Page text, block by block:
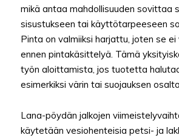
mikä antaa mahdollisuuden sovittaa
sisustukseen tai käyttötarpeeseen
Pinta on valmiiksi harjattu, joten se
ennen pintakäsittelyä. Tämä
työn aloittamista, jos tuotetta
esimerkiksi värin tai suojauksen osalta.
Lana-pöydän jalkojen
käytetään vesiohenteisia petsi- ja